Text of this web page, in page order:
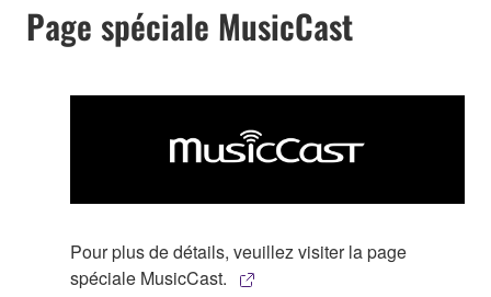
Page spéciale MusicCast
Pour plus de détails, veuillez visiter la page
spéciale MusicCast.